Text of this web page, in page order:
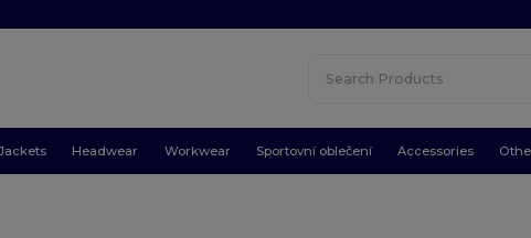
Headwear Workwear Sportovní oblečení Accessories